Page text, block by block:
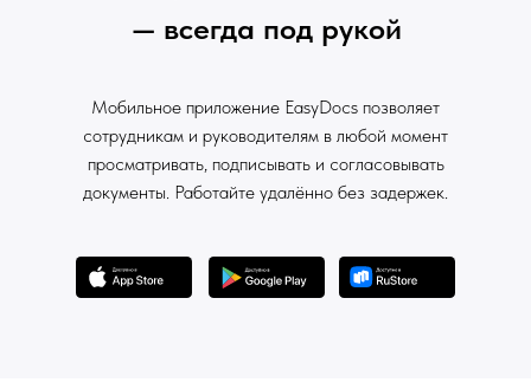
— всегда под рукой
Мобильное приложение EasyDocs позволяет
сотрудникам и руководителям в любой момент
просматривать, подписывать и согласовывать
документы. Работайте удалённо без задержек.